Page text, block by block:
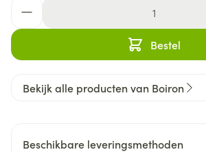
Bestel
Bekijk alle producten van Boiron
Beschikbare leveringsmethoden